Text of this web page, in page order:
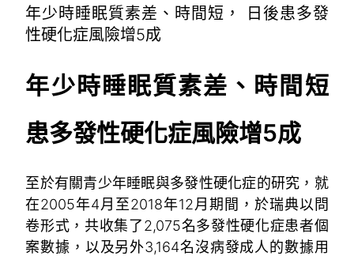
年少時睡眠質素差、時間短， 日後患多發
性硬化症風險增5成
年少時睡眠質素差、時間短
患多發性硬化症風險增5成
至於有關青少年睡眠與多發性硬化症的研究，就
在2005年4月至2018年12月期間，於瑞典以問
卷形式，共收集了2,075名多發性硬化症患者個
案數據，以及另外3,164名沒病發成人的數據用